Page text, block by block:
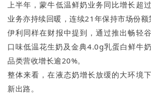
上半年，蒙牛低温鲜奶业务同比增长超
业务亦持续回暖，连续21年保持市场份额
伊利同样在财报中提到，通过推出畅轻
口味低温花生奶及金典4.0g乳蛋白鲜牛
品类营收增长逾20%。
整体来看，在液态奶增长放缓的大环境
新出路。